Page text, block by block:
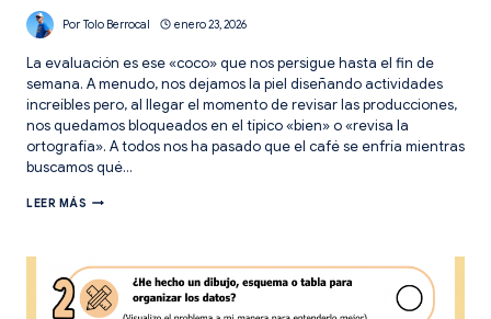
Por Tolo Berrocal enero 23, 2026
La evaluación es ese «coco» que nos persigue hasta el fin de
semana. A menudo, nos dejamos la piel diseñando actividades
increíbles pero, al llegar el momento de revisar las producciones,
nos quedamos bloqueados en el típico «bien» o «revisa la
ortografía». A todos nos ha pasado que el café se enfría mientras
buscamos qué…
LEER MÁS EVALUAR
ESTRATÉGICO
PARA
MOTIVAR
EN